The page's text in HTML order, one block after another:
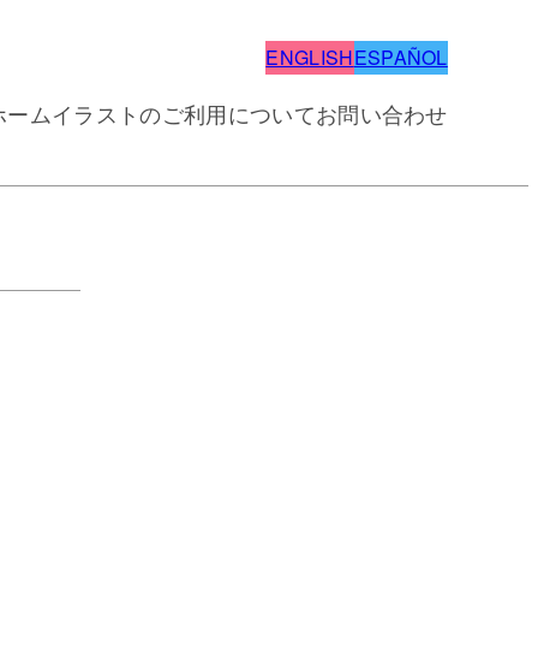
ENGLISHESPAÑOL
ームイラストのご利用についてお問い合わせ